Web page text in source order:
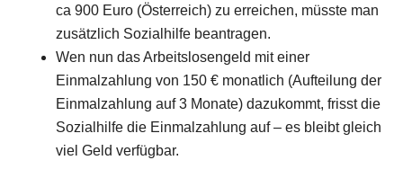
ca 900 Euro (Österreich) zu erreichen, müsste man
zusätzlich Sozialhilfe beantragen.
Wen nun das Arbeitslosengeld mit einer
Einmalzahlung von 150 € monatlich (Aufteilung der
Einmalzahlung auf 3 Monate) dazukommt, frisst die
Sozialhilfe die Einmalzahlung auf – es bleibt gleich
viel Geld verfügbar.